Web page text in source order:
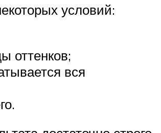
условий:
оттенков;
вся